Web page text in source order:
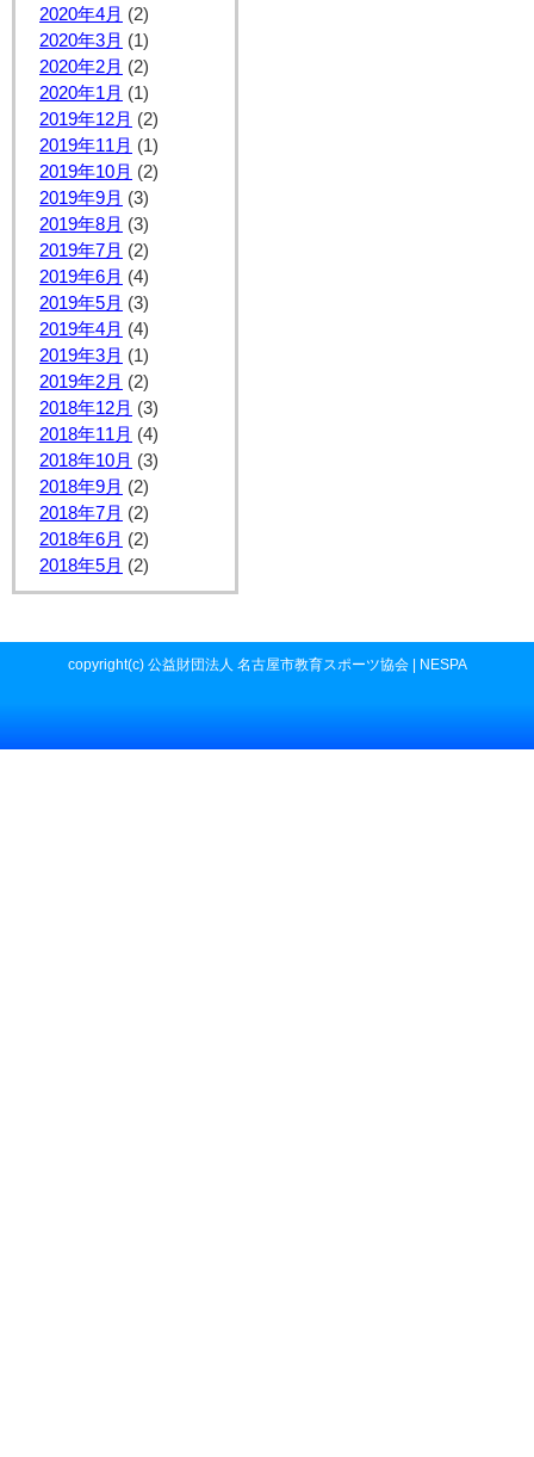
2020年4月 (2)
2020年3月 (1)
2020年2月 (2)
2020年1月 (1)
2019年12月 (2)
2019年11月 (1)
2019年10月 (2)
2019年9月 (3)
2019年8月 (3)
2019年7月 (2)
2019年6月 (4)
2019年5月 (3)
2019年4月 (4)
2019年3月 (1)
2019年2月 (2)
2018年12月 (3)
2018年11月 (4)
2018年10月 (3)
2018年9月 (2)
2018年7月 (2)
2018年6月 (2)
2018年5月 (2)
copyright(c) 公益財団法人 名古屋市教育スポーツ協会 | NESPA